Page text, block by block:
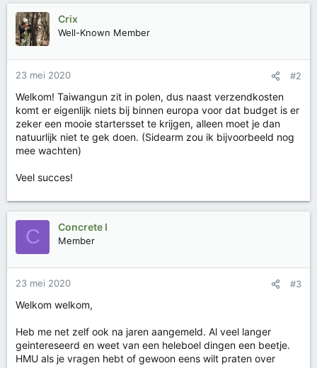
Crix
Well-Known Member
23 mei 2020 #2
Welkom! Taiwangun zit in polen, dus naast verzendkosten
komt er eigenlijk niets bij binnen europa voor dat budget is er
zeker een mooie startersset te krijgen, alleen moet je dan
natuurlijk niet te gek doen. (Sidearm zou ik bijvoorbeeld nog
mee wachten)
Veel succes!
C Concrete I
Member
23 mei 2020 #3
Welkom welkom,
Heb me net zelf ook na jaren aangemeld. Al veel langer
geintereseerd en weet van een heleboel dingen een beetje.
HMU als je vragen hebt of gewoon eens wilt praten over